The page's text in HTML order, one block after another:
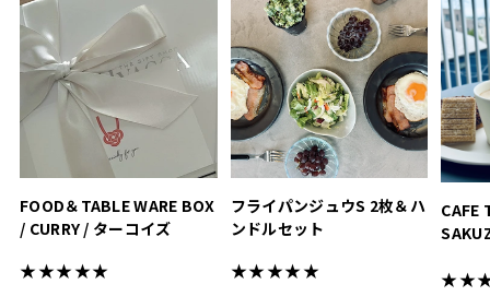
#hyacca #結婚祝い
#hyacca #結婚祝い
#お祝い #プレゼント
#結婚
淡色
結婚
色イ
FOOD＆TABLE WARE BOX
/ CURRY / ターコイズ
★★★★★
フライパンジュウS 2枚＆ハ
ンドルセット
★★★★★
CAFE